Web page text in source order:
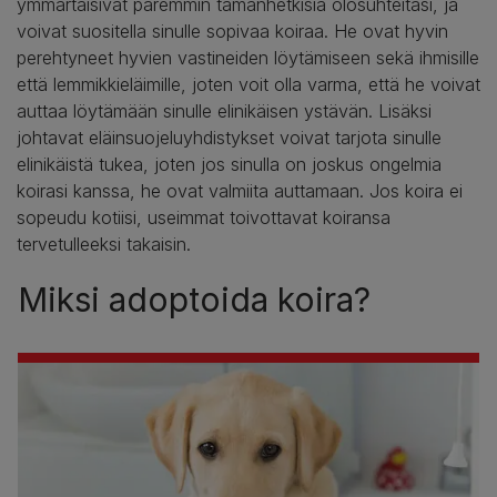
voivat suositella sinulle sopivaa koiraa. He ovat hyvin
perehtyneet hyvien vastineiden löytämiseen sekä ihmisille
että lemmikkieläimille, joten voit olla varma, että he voivat
auttaa löytämään sinulle elinikäisen ystävän. Lisäksi
johtavat eläinsuojeluyhdistykset voivat tarjota sinulle
elinikäistä tukea, joten jos sinulla on joskus ongelmia
koirasi kanssa, he ovat valmiita auttamaan. Jos koira ei
sopeudu kotiisi, useimmat toivottavat koiransa
tervetulleeksi takaisin.
Miksi adoptoida koira?